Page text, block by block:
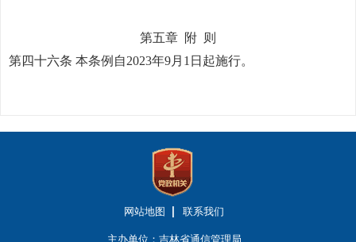
第五章 附 则
第四十六条 本条例自2023年9月1日起施行。
网站地图 联系我们
主办单位：吉林省通信管理局